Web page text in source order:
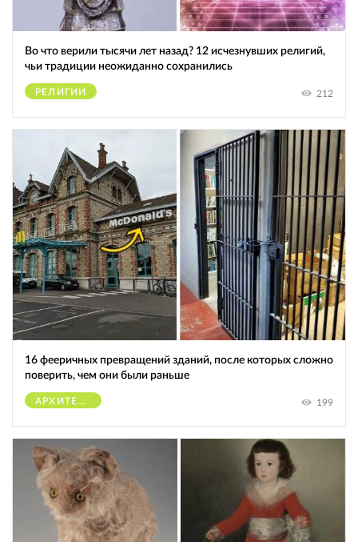
Во что верили тысячи лет назад? 12 исчезнувших религий,
чьи традиции неожиданно сохранились
РЕЛИГИИ 212
16 фееричных превращений зданий, после которых сложно
поверить, чем они были раньше
АРХИТЕКТУРА 199